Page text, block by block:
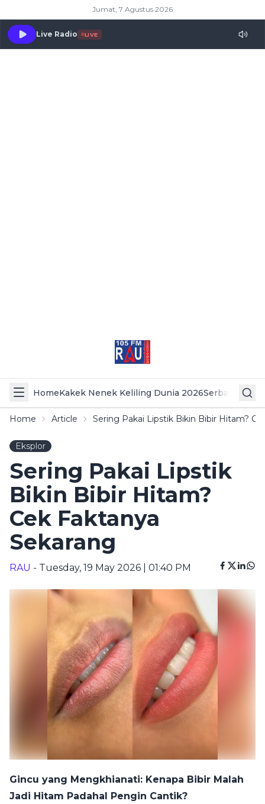
Jumat, 7 Agustus 2026
Live Radio LIVE
HomeKakek Nenek Keliling Dunia 2026Serba Serbi
Home Article Sering Pakai Lipstik Bikin Bibir Hitam?
Eksplor
Sering Pakai Lipstik
Bikin Bibir Hitam?
Cek Faktanya
Sekarang
RAU - Tuesday, 19 May 2026 | 01:40 PM
Gincu yang Mengkhianati: Kenapa Bibir Malah
Jadi Hitam Padahal Pengin Cantik?